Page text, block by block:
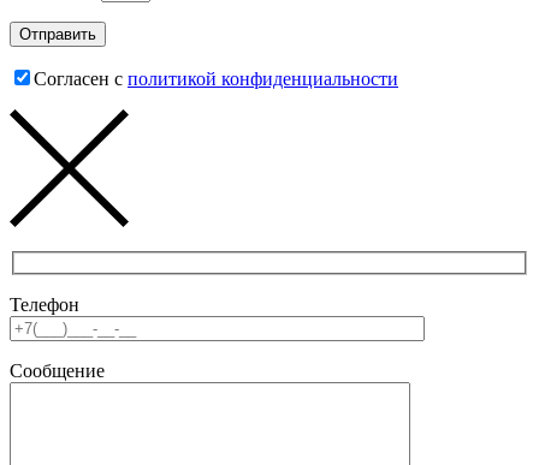
Согласен с политикой конфиденциальности
Телефон
Сообщение